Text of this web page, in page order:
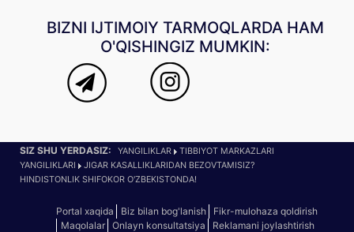
BIZNI IJTIMOIY TARMOQLARDA HAM
O'QISHINGIZ MUMKIN:
SIZ SHU YERDASIZ: YANGILIKLAR
TIBBIYOT MARKAZLARI
YANGILIKLARI
JIGAR KASALLIKLARIDAN BEZOVTAMISIZ?
HINDISTONLIK SHIFOKOR O'ZBEKISTONDA!
Portal xaqida Biz bilan bog'lanish
Fikr-mulohaza qoldirish
Maqolalar
Onlayn konsultatsiya
Reklamani joylashtirish